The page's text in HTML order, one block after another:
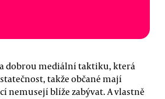
dobrou mediální taktiku, která
takže občané mají
nemusejí blíže zabývat. A vlastně